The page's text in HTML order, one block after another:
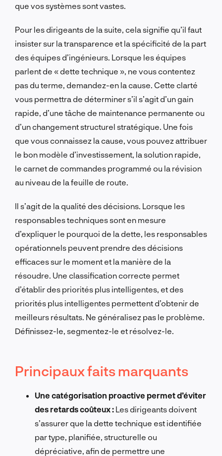
que vos systèmes sont vastes.
Pour les dirigeants de la suite, cela signifie qu’il faut
insister sur la transparence et la spécificité de la part
des équipes d’ingénieurs. Lorsque les équipes
parlent de « dette technique », ne vous contentez
pas du terme, demandez-en la cause. Cette clarté
vous permettra de déterminer s’il s’agit d’un gain
rapide, d’une tâche de maintenance permanente ou
d’un changement structurel stratégique. Une fois
que vous connaissez la cause, vous pouvez attribuer
le bon modèle d’investissement, la solution rapide,
le carnet de commandes programmé ou la révision
au niveau de la feuille de route.
Il s’agit de la qualité des décisions. Lorsque les
responsables techniques sont en mesure
d’expliquer le pourquoi de la dette, les responsables
opérationnels peuvent prendre des décisions
efficaces sur le moment et la manière de la
résoudre. Une classification correcte permet
d’établir des priorités plus intelligentes, et des
priorités plus intelligentes permettent d’obtenir de
meilleurs résultats. Ne généralisez pas le problème.
Définissez-le, segmentez-le et résolvez-le.
Principaux faits marquants
Une catégorisation proactive permet d’éviter
des retards coûteux : Les dirigeants doivent
s’assurer que la dette technique est identifiée
par type, planifiée, structurelle ou
dépréciative, afin de permettre une